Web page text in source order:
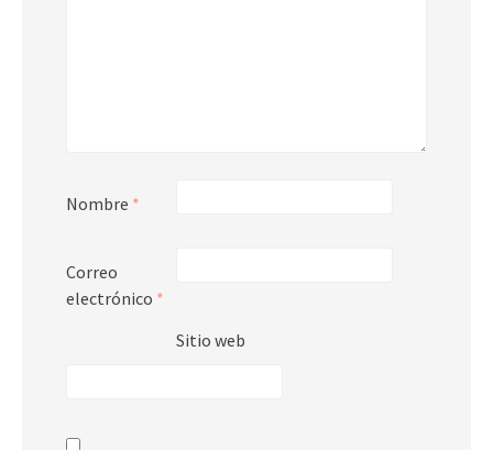
Nombre *
Correo
electrónico *
Sitio web